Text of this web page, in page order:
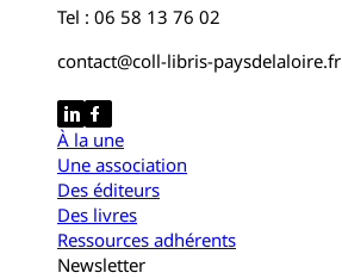
Tel : 06 58 13 76 02
contact@coll-libris-paysdelaloire.fr
À la une
Une association
Des éditeurs
Des livres
Ressources adhérents
Newsletter